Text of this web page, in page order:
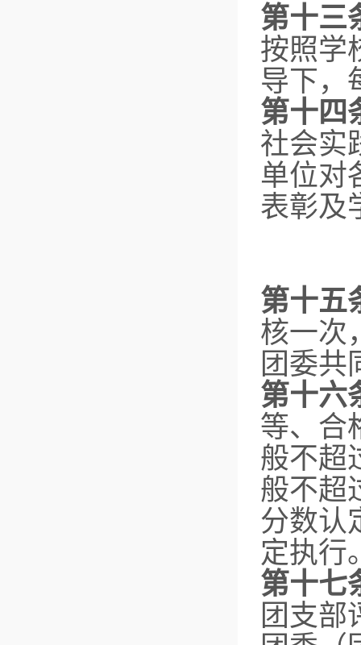
第十三
按照学
导下，
第十四
社会实
单位对
表彰及
第十五
核一次
团委共
第十六
等、合
般不超
般不超
分数认
定执行
第十七
团支部